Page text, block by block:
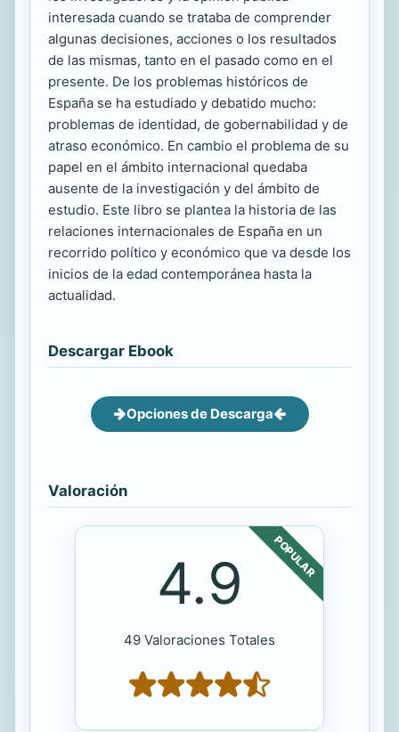
interesada cuando se trataba de comprender
algunas decisiones, acciones o los resultados
de las mismas, tanto en el pasado como en el
presente. De los problemas históricos de
España se ha estudiado y debatido mucho:
problemas de identidad, de gobernabilidad y de
atraso económico. En cambio el problema de su
papel en el ámbito internacional quedaba
ausente de la investigación y del ámbito de
estudio. Este libro se plantea la historia de las
relaciones internacionales de España en un
recorrido político y económico que va desde los
inicios de la edad contemporánea hasta la
actualidad.
Descargar Ebook
Opciones de Descarga
Valoración
POPULAR
4.9
49 Valoraciones Totales